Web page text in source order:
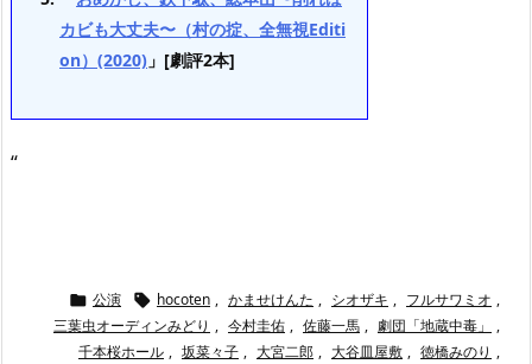
カビも大丈夫〜（村の掟、全無視Editi
on）(2020) 」[劇評2本]
“
 公演  hocoten , かませけんた , シオザキ , フルサワミオ ,
三葉虫オーディンみどり , 今村圭佑 , 佐藤一馬 , 劇団「地蔵中毒」
,
千本桜ホール , 坂菜々子 , 大宮二郎 , 大谷皿屋敷 , 徳橋みのり ,